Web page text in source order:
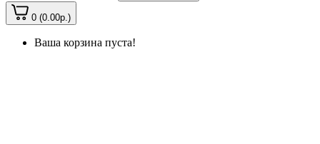
0 (0.00р.)
Ваша корзина пуста!